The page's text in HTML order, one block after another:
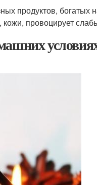
продуктов, богатых
провоцирует